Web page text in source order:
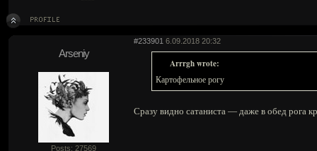
#233901 6.09.2018 20:32
Arseniy
Posts: 27569
Arrrgh wrote:
Картофельное рогу
Сразу видно сатаниста — даже в обед рога